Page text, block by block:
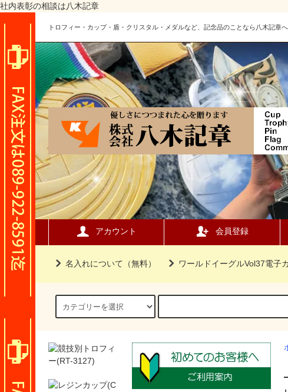
社内表彰の相談は八木記章
トロフィー・カップ・盾・クリスタル・メダルなど、記念品のことなら八木記章へ
アカウント 会員登録
名入れについて（無料） ワールドイーグルVol37電子